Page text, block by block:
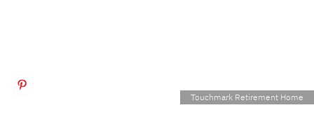
Touchmark Retirement Home